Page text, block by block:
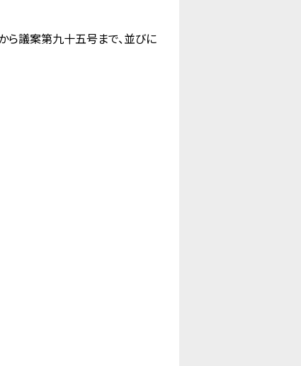
議案第九十五号まで、並びに